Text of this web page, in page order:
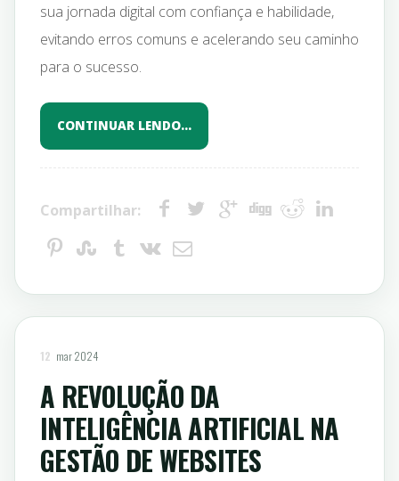
sua jornada digital com confiança e habilidade,
evitando erros comuns e acelerando seu caminho
para o sucesso.
CONTINUAR LENDO…
Compartilhar:
12 mar 2024
A REVOLUÇÃO DA
INTELIGÊNCIA ARTIFICIAL NA
GESTÃO DE WEBSITES